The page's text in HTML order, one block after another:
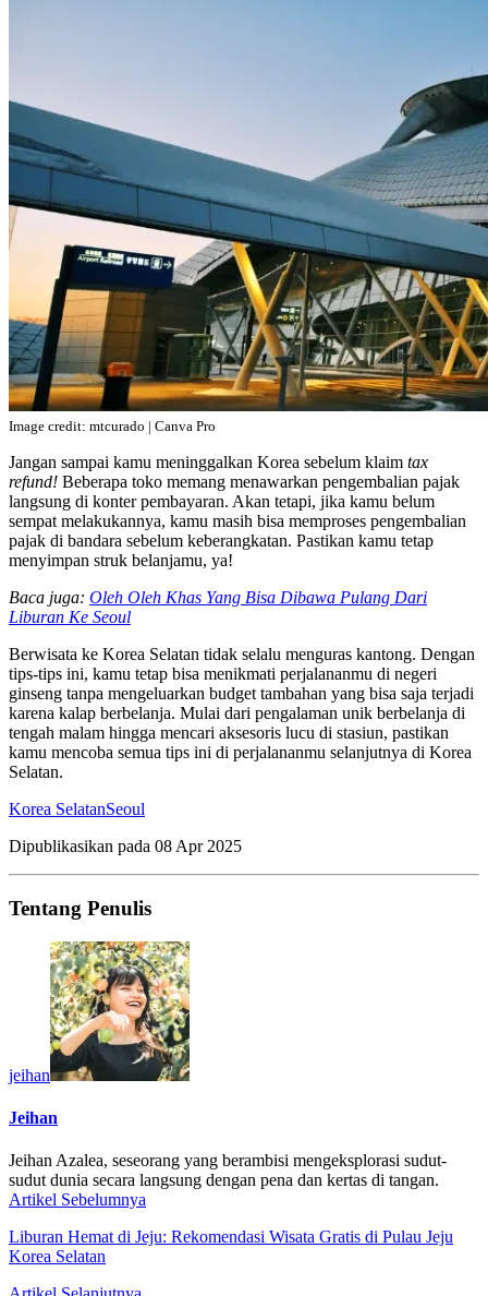
Image credit: mtcurado | Canva Pro
Jangan sampai kamu meninggalkan Korea sebelum klaim tax
refund! Beberapa toko memang menawarkan pengembalian pajak
langsung di konter pembayaran. Akan tetapi, jika kamu belum
sempat melakukannya, kamu masih bisa memproses pengembalian
pajak di bandara sebelum keberangkatan. Pastikan kamu tetap
menyimpan struk belanjamu, ya!
Baca juga: Oleh Oleh Khas Yang Bisa Dibawa Pulang Dari
Liburan Ke Seoul
Berwisata ke Korea Selatan tidak selalu menguras kantong. Dengan
tips-tips ini, kamu tetap bisa menikmati perjalananmu di negeri
ginseng tanpa mengeluarkan budget tambahan yang bisa saja terjadi
karena kalap berbelanja. Mulai dari pengalaman unik berbelanja di
tengah malam hingga mencari aksesoris lucu di stasiun, pastikan
kamu mencoba semua tips ini di perjalananmu selanjutnya di Korea
Selatan.
Korea SelatanSeoul
Dipublikasikan pada 08 Apr 2025
Tentang Penulis
jeihan
Jeihan
Jeihan Azalea, seseorang yang berambisi mengeksplorasi sudut-
sudut dunia secara langsung dengan pena dan kertas di tangan.
Artikel Sebelumnya
Liburan Hemat di Jeju: Rekomendasi Wisata Gratis di Pulau Jeju
Korea Selatan